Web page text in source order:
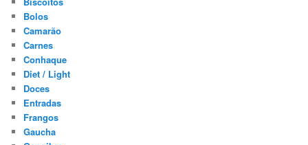
Bolos
Camarão
Carnes
Conhaque
Diet / Light
Doces
Entradas
Frangos
Gaucha